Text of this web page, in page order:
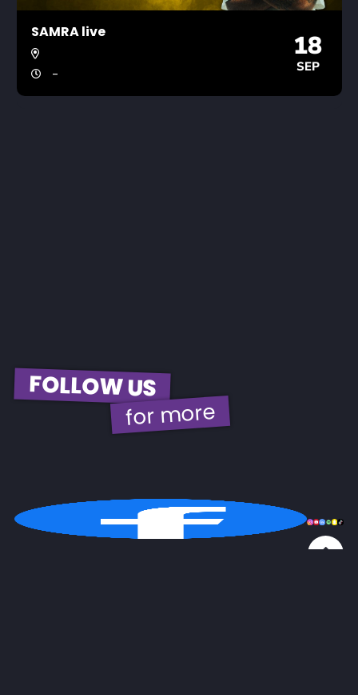
SAMRA live
-
18
SEP
FOLLOW US
for more